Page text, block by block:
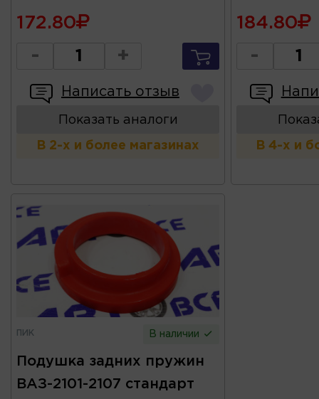
172.80
- +
Написать отзыв
Показать аналоги
В 2-х и более магазинах
184.80
-
В 4-х и
ПИК В наличии
Подушка задних пружин
ВАЗ-2101-2107 стандарт